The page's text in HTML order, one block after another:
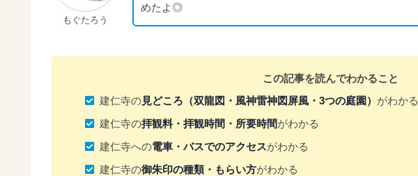
もぐたろう
めたよ◎
この記事を読んでわかること
建仁寺の見どころ（双龍図・風神雷神図屏風・3つの庭園） がわかる
建仁寺の拝観料・拝観時間・所要時間がわかる
建仁寺への電車・バスでのアクセスがわかる
建仁寺の御朱印の種類・もらい方がわかる